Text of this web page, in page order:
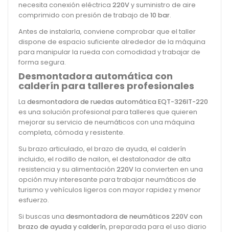
necesita conexión eléctrica 220Vy suministro de aire
comprimido con presión de trabajo de 10 bar.
Antes de instalarla, conviene comprobar que el taller
dispone de espacio suficiente alrededor de la máquina
para manipular la rueda con comodidad y trabajar de
forma segura.
Desmontadora automática con
calderín para talleres profesionales
La desmontadora de ruedas automática EQT-326IT-220
es una solución profesional para talleres que quieren
mejorar su servicio de neumáticos con una máquina
completa, cómoda y resistente.
Su brazo articulado, el brazo de ayuda, el calderín
incluido, el rodillo de nailon, el destalonador de alta
resistencia y su alimentación 220Vla convierten en una
opción muy interesante para trabajar neumáticos de
turismo y vehículos ligeros con mayor rapidez y menor
esfuerzo.
Si buscas una desmontadora de neumáticos 220V con
brazo de ayuda y calderín, preparada para el uso diario